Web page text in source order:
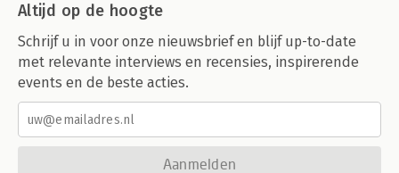
Altijd op de hoogte
Schrijf u in voor onze nieuwsbrief en blijf up-to-date
met relevante interviews en recensies, inspirerende
events en de beste acties.
Aanmelden